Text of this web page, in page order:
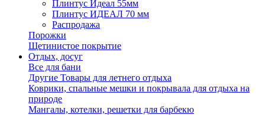
Плинтус Идеал 55мм
Плинтус ИДЕАЛ 70 мм
Распродажа
Порожки
Щетинистое покрытие
Отдых, досуг
Все для бани
Другие Товары для летнего отдыха
Коврики, спальные мешки и покрывала для отдыха на
природе
Мангалы, котелки, решетки для барбекю